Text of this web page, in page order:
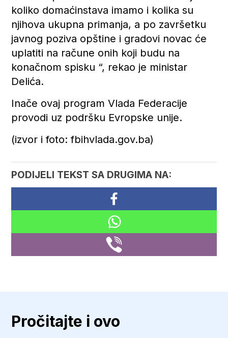
koliko domaćinstava imamo i kolika su
njihova ukupna primanja, a po završetku
javnog poziva opštine i gradovi novac će
uplatiti na račune onih koji budu na
konačnom spisku “, rekao je ministar
Delića.
Inače ovaj program Vlada Federacije
provodi uz podršku Evropske unije.
(izvor i foto: fbihvlada.gov.ba)
PODIJELI TEKST SA DRUGIMA NA:
Pročitajte i ovo